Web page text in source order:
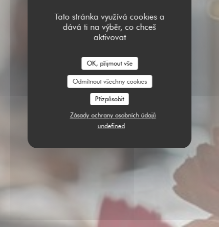
Tato stránka využívá cookies a
dává ti na výběr, co chceš
aktivovat
OK, přijmout vše
Odmítnout všechny cookies
Přizpůsobit
Zásady ochrany osobních údajů
undefined